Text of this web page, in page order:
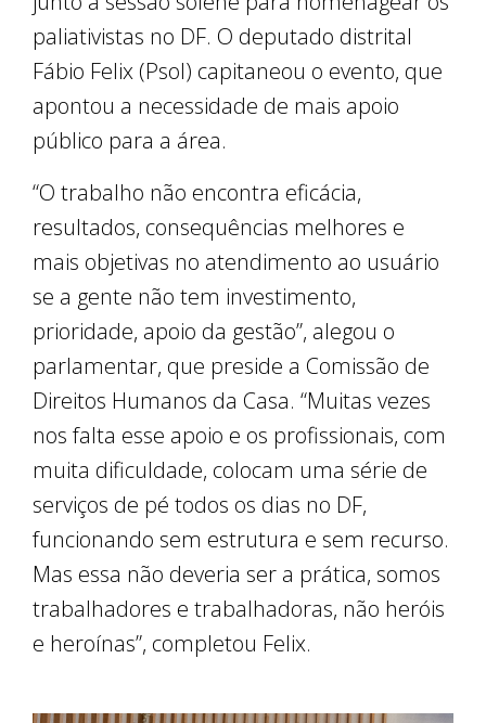
paliativistas no DF. O deputado distrital
Fábio Felix (Psol) capitaneou o evento, que
apontou a necessidade de mais apoio
público para a área.
“O trabalho não encontra eficácia,
resultados, consequências melhores e
mais objetivas no atendimento ao usuário
se a gente não tem investimento,
prioridade, apoio da gestão”, alegou o
parlamentar, que preside a Comissão de
Direitos Humanos da Casa. “Muitas vezes
nos falta esse apoio e os profissionais, com
muita dificuldade, colocam uma série de
serviços de pé todos os dias no DF,
funcionando sem estrutura e sem recurso.
Mas essa não deveria ser a prática, somos
trabalhadores e trabalhadoras, não heróis
e heroínas”, completou Felix.